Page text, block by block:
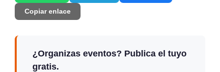
Copiar enlace
¿Organizas eventos? Publica el tuyo
gratis.